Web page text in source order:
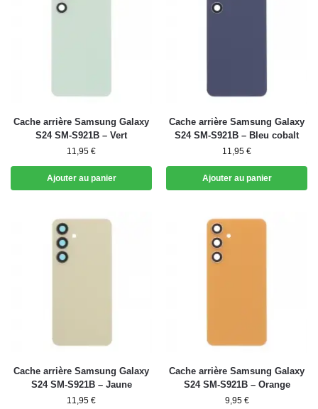
Cache arrière Samsung Galaxy
S24 SM-S921B – Vert
11,95 €
Ajouter au panier
Cache arrière Samsung Galaxy
S24 SM-S921B – Bleu cobalt
11,95 €
Ajouter au panier
Cache arrière Samsung Galaxy
S24 SM-S921B – Jaune
11,95 €
Cache arrière Samsung Galaxy
S24 SM-S921B – Orange
9,95 €